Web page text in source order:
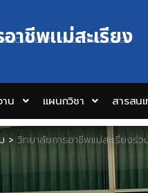
าชีพแม่สะเรียง
COMMUNITY EDUCATION COLLEGE
น แผนกวิชา สารสน
> วิทยาลัยการอาชีพแม่สะเรียงร่